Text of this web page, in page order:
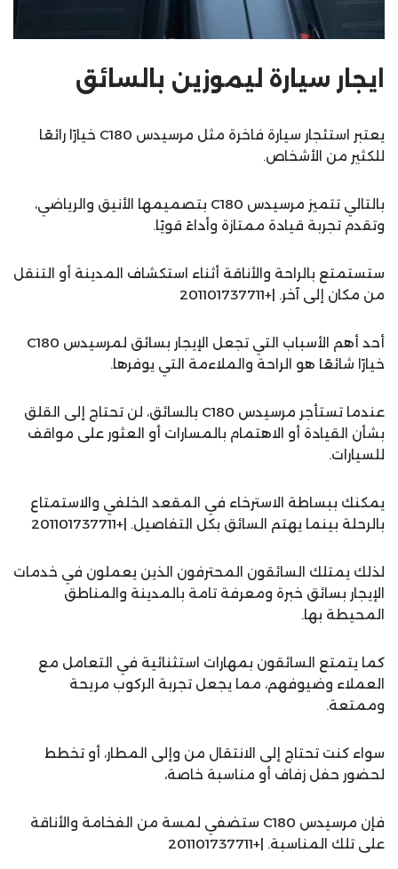
ايجار سيارة ليموزين بالسائق
يعتبر استئجار سيارة فاخرة مثل مرسيدس C180 خيارًا رائعًا
للكثير من الأشخاص.
بالتالي تتميز مرسيدس C180 بتصميمها الأنيق والرياضي،
وتقدم تجربة قيادة ممتازة وأداءً قويًا.
ستستمتع بالراحة والأناقة أثناء استكشاف المدينة أو التنقل
من مكان إلى آخر. |+201101737711
أحد أهم الأسباب التي تجعل الإيجار بسائق لمرسيدس C180
خيارًا شائعًا هو الراحة والملاءمة التي يوفرها.
عندما تستأجر مرسيدس C180 بالسائق، لن تحتاج إلى القلق
بشأن القيادة أو الاهتمام بالمسارات أو العثور على مواقف
للسيارات.
يمكنك ببساطة الاسترخاء في المقعد الخلفي والاستمتاع
بالرحلة بينما يهتم السائق بكل التفاصيل. |+201101737711
لذلك يمتلك السائقون المحترفون الذين يعملون في خدمات
الإيجار بسائق خبرة ومعرفة تامة بالمدينة والمناطق
المحيطة بها.
كما يتمتع السائقون بمهارات استثنائية في التعامل مع
العملاء وضيوفهم، مما يجعل تجربة الركوب مريحة
وممتعة.
سواء كنت تحتاج إلى الانتقال من وإلى المطار، أو تخطط
لحضور حفل زفاف أو مناسبة خاصة،
فإن مرسيدس C180 ستضفي لمسة من الفخامة والأناقة
على تلك المناسبة. |+201101737711